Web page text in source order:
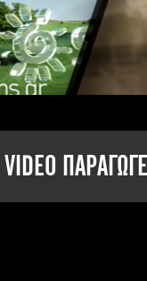
VIDEO